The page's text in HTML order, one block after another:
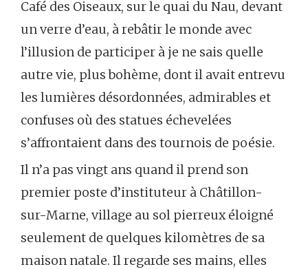
Café des Oiseaux, sur le quai du Nau, devant
un verre d’eau, à rebâtir le monde avec
l’illusion de participer à je ne sais quelle
autre vie, plus bohème, dont il avait entrevu
les lumières désordonnées, admirables et
confuses où des statues échevelées
s’affrontaient dans des tournois de poésie.
Il n’a pas vingt ans quand il prend son
premier poste d’instituteur à Châtillon-
sur-Marne, village au sol pierreux éloigné
seulement de quelques kilomètres de sa
maison natale. Il regarde ses mains, elles